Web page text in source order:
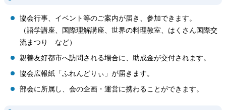
協会行事、イベント等のご案内が届き、参加できます。
（語学講座、国際理解講座、世界の料理教室、はくさん国際交
流まつり など）
親善友好都市へ訪問される場合に、助成金が交付されます。
協会広報紙「ふれんどりぃ」が届きます。
部会に所属し、会の企画・運営に携わることができます。